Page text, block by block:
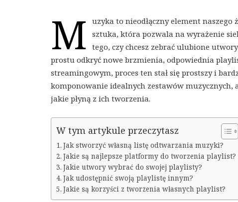
M
uzyka to nieodłączny element
sztuka, która pozwala na wyrażenie
tego, czy chcesz zebrać ulubione
prostu odkryć nowe brzmienia, odpowiednia
streamingowym, proces ten stał się prostszy i
komponowanie idealnych zestawów
jakie płyną z ich tworzenia.
W tym artykule przeczytasz
Jak stworzyć własną listę odtwarzania muzyki?
Jakie są najlepsze platformy do tworzenia playlist?
Jakie utwory wybrać do swojej playlisty?
Jak udostępnić swoją playlistę innym?
Jakie są korzyści z tworzenia własnych playlist?